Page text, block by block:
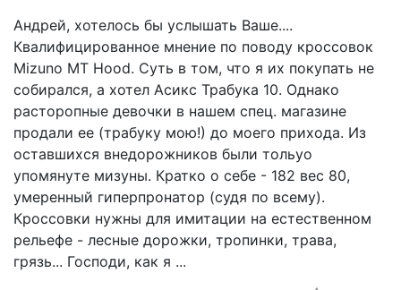
Андрей, хотелось бы услышать Ваше....
Квалифицированное мнение по поводу кроссовок
Mizuno MT Hood. Суть в том, что я их покупать не
собирался, а хотел Асикс Трабука 10. Однако
расторопные девочки в нашем спец. магазине
продали ее (трабуку мою!) до моего прихода. Из
оставшихся внедорожников были тольуо
упомянуте мизуны. Кратко о себе - 182 вес 80,
умеренный гиперпронатор (судя по всему).
Кроссовки нужны для имитации на естественном
рельефе - лесные дорожки, тропинки, трава,
грязь... Господи, как я ...